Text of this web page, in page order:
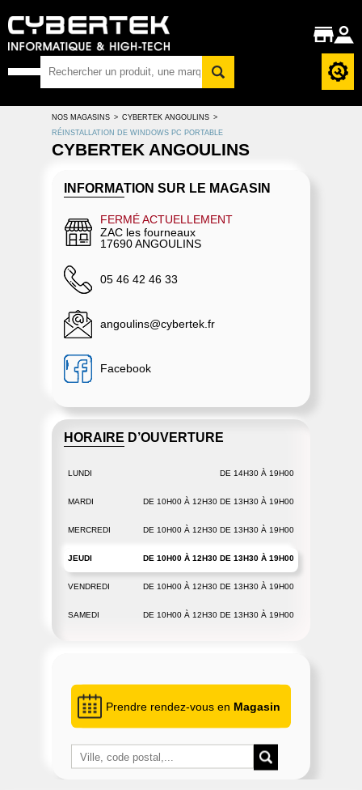
NOS MAGASINS > CYBERTEK ANGOULINS >
RÉINSTALLATION DE WINDOWS PC PORTABLE
CYBERTEK ANGOULINS
INFORMATION SUR LE MAGASIN
FERMÉ ACTUELLEMENT
ZAC les fourneaux
17690 ANGOULINS
05 46 42 46 33
angoulins@cybertek.fr
Facebook
HORAIRE D’OUVERTURE
LUNDI DE 14H30 À 19H00
MARDI DE 10H00 À 12H30 DE 13H30 À 19H00
MERCREDI DE 10H00 À 12H30 DE 13H30 À 19H00
JEUDI DE 10H00 À 12H30 DE 13H30 À 19H00
VENDREDI DE 10H00 À 12H30 DE 13H30 À 19H00
SAMEDI DE 10H00 À 12H30 DE 13H30 À 19H00
Prendre rendez-vous en Magasin